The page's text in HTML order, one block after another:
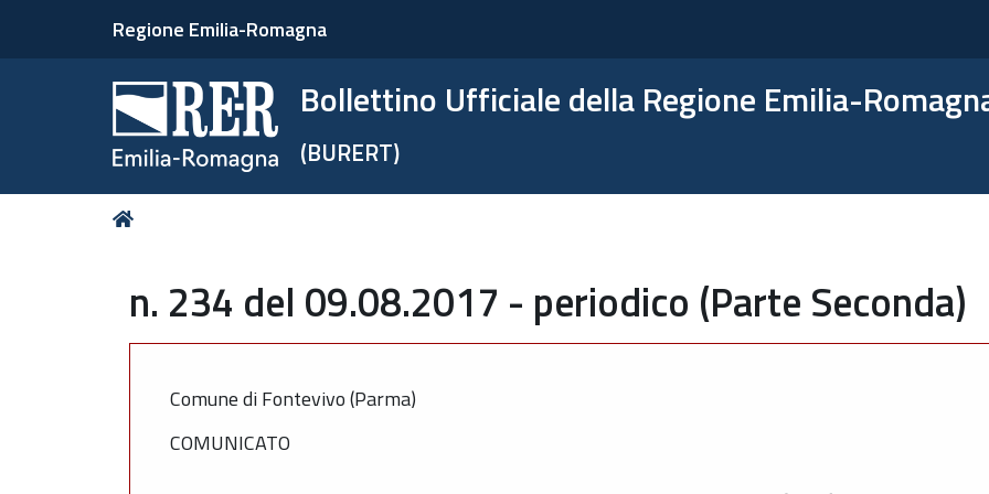
Regione Emilia-Romagna
Bollettino Ufficiale della Regione Emilia-
(BURERT)
Tu
n. 234 del 09.08.2017 - periodico (Parte Seconda)
Comune di Fontevivo (Parma)
COMUNICATO